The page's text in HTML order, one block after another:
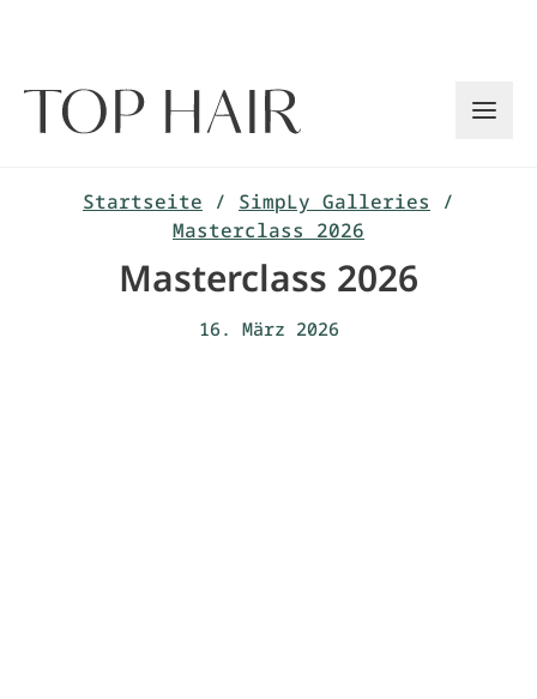
Startseite / SimpLy Galleries
/
Masterclass 2026
Masterclass 2026
16. März 2026